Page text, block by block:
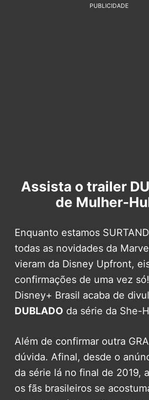
PUBLICIDADE
Assista o trailer
de Mulher-
Enquanto estamos
todas as novidades da
vieram da Disney Upfront,
confirmações de uma vez
Disney+ Brasil acaba de
DUBLADO da série da She-
Além de confirmar outra
dúvida. Afinal, desde o
da série lá no final de 2019,
os fãs brasileiros se